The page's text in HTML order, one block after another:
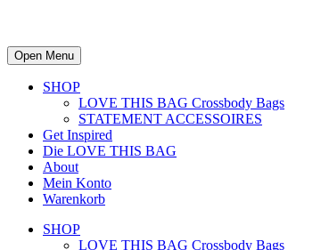
Open Menu
SHOP
LOVE THIS BAG Crossbody Bags
STATEMENT ACCESSOIRES
Get Inspired
Die LOVE THIS BAG
About
Mein Konto
Warenkorb
SHOP
LOVE THIS BAG Crossbody Bags